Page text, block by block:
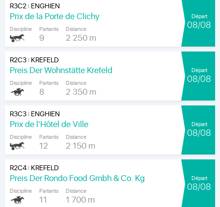
R3C2| ENGHIEN
Prix de la Porte de Clichy
Discipline Partants
9
Distance
2 250 m
Départ
08/08
R2C3| KREFELD
Preis Der Wohnstätte Krefeld
Discipline Partants
8
Distance
2 350 m
Départ
08/08
R3C3| ENGHIEN
Prix de l'Hôtel de Ville
Discipline Partants
12
Distance
2 150 m
Départ
08/08
R2C4| KREFELD
Preis Der Rondo Food Gmbh & Co. Kg
Discipline Partants
11
Distance
1 700 m
Départ
08/08